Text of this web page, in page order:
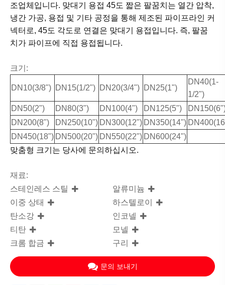
조업체입니다. 맞대기 용접 45도 짧은 팔꿈치는 열간 압착,
냉간 가공, 용접 및 기타 공정을 통해 제조된 파이프라인 커
넥터로, 45도 각도로 연결은 맞대기 용접입니다. 즉, 팔꿈
치가 파이프에 직접 용접됩니다.
크기:
DN10(3/8") DN15(1/2") DN20(3/4") DN25(1")
DN40(1-
1/2")
DN50(2")
DN80(3") DN100(4") DN125(5")
DN200(8")
DN250(10") DN300(12") DN350(14")
DN450(18") DN500(20") DN550(22") DN600(24")
맞춤형 크기는 당사에 문의하십시오.
재료:
스테인레스 스틸
이중 상태
탄소강
티탄
크롬 합금
알류미늄
하스텔로이
인코넬
모넬
구리
문의 보내기